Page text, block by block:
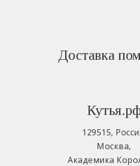
Доставка
129515,
Москва,
Академика